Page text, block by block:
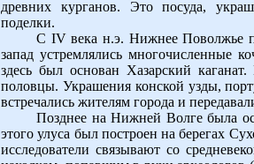
древних курганов. Это посуда,
поделки.
С IV века н.э. Нижнее Поволжье
запад устремлялись многочисленные
здесь был основан Хазарский
половцы. Украшения конской узды,
встречались жителям города и
Позднее на Нижней Волге была
этого улуса был построен на берегах
исследователи связывают со